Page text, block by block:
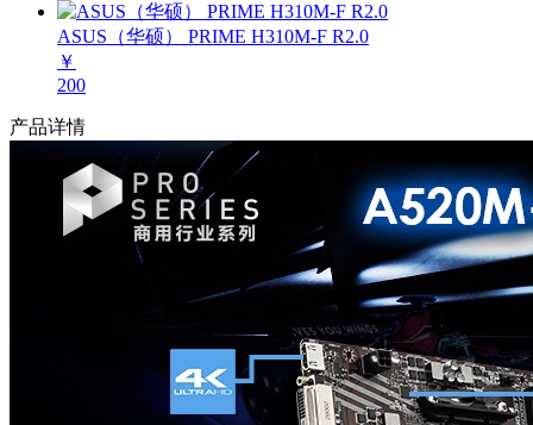
ASUS（华硕） PRIME H310M-F R2.0
￥
200
产品详情